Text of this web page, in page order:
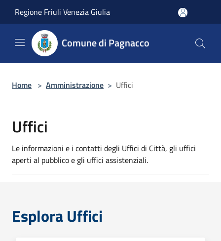
Regione Friuli Venezia Giulia
Comune di Pagnacco
Home > Amministrazione > Uffici
Uffici
Le informazioni e i contatti degli Uffici di Città, gli uffici
aperti al pubblico e gli uffici assistenziali.
Esplora Uffici